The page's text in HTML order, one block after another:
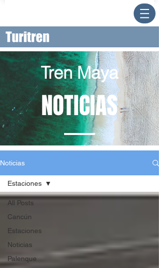
Tren Maya
NOTICIAS
Noticias
All Posts
Cancún
Estaciones
Noticias
Palenque
Estaciones